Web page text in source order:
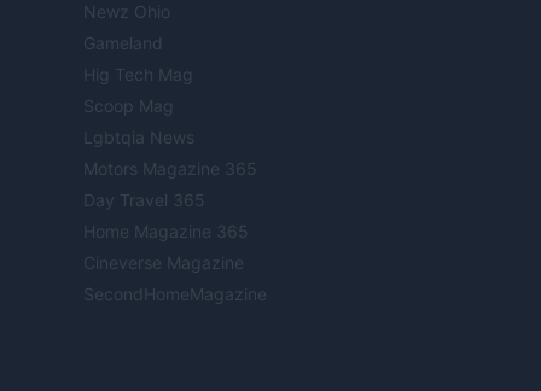
Newz Ohio
Gameland
Hig Tech Mag
Scoop Mag
Lgbtqia News
Motors Magazine 365
Day Travel 365
Home Magazine 365
Cineverse Magazine
SecondHomeMagazine